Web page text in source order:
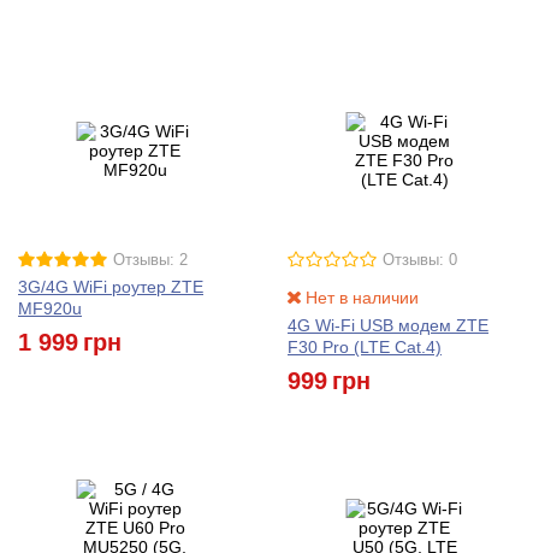
Отзывы: 2
3G/4G WiFi роутер ZTE
MF920u
1 999 грн
Отзывы: 0
Нет в наличии
4G Wi-Fi USB модем ZTE
F30 Pro (LTE Cat.4)
999 грн